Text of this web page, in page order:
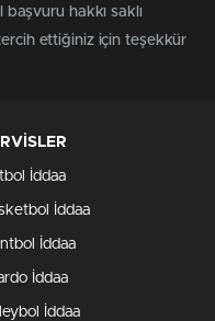
hakkı saklı
ettiğiniz için teşekkür
İddaa
İddaa
İddaa
İddaa
İddaa